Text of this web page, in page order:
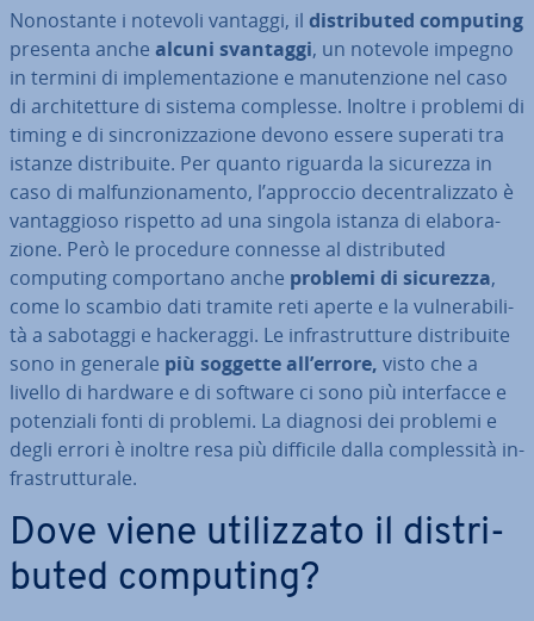
No­no­stan­te i notevoli vantaggi, il di­stri­bu­ted computing
presenta anche alcuni svantaggi, un notevole impegno
in termini di im­ple­men­ta­zio­ne e ma­nu­ten­zio­ne nel caso
di ar­chi­tet­tu­re di sistema complesse. Inoltre i problemi di
timing e di sin­cro­niz­za­zio­ne devono essere superati tra
istanze di­stri­bui­te. Per quanto riguarda la sicurezza in
caso di mal­fun­zio­na­men­to, l’approccio de­cen­tra­liz­za­to è
van­tag­gio­so rispetto ad una singola istanza di ela­bo­ra­
zio­ne. Però le procedure connesse al di­stri­bu­ted
computing com­por­ta­no anche problemi di sicurezza,
come lo scambio dati tramite reti aperte e la vul­ne­ra­bi­li­
tà a sabotaggi e hac­ke­rag­gi. Le in­fra­strut­tu­re di­stri­bui­te
sono in generale più soggette all’errore, visto che a
livello di hardware e di software ci sono più in­ter­fac­ce e
po­ten­zia­li fonti di problemi. La diagnosi dei problemi e
degli errori è inoltre resa più difficile dalla com­ples­si­tà in­
fra­strut­tu­ra­le.
Dove viene uti­liz­za­to il di­stri­
bu­ted computing?